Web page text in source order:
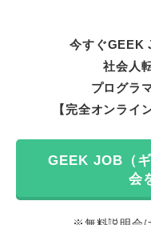
今すぐGEEK
社会人
プログラ
【完全オンライ
GEEK JOB（
会